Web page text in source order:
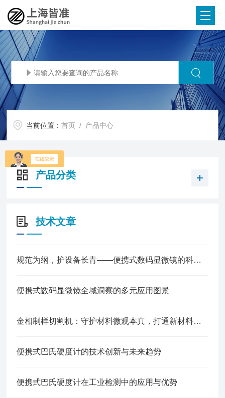
当前位置：首页 / 产品中心
产品分类
技术文章
规范为纲，护设备长青——便携式数码显微镜的科学使用准则
便携式数码显微镜全域洞察的多元应用图景
金相制样切割机：守护材料微观本真，打通新材料研发落地关键链路
便携式巴氏硬度计的技术创新与未来趋势
便携式巴氏硬度计在工业检测中的应用与优势